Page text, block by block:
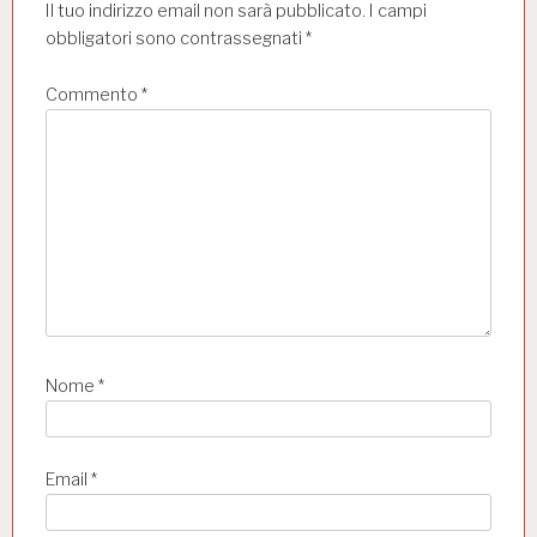
Il tuo indirizzo email non sarà pubblicato. I campi
obbligatori sono contrassegnati *
Commento *
Nome *
Email *